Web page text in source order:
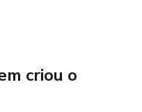
criou o